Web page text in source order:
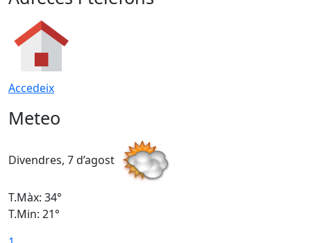
Accedeix
Meteo
Divendres, 7 d’agost
T.Màx: 34°
T.Min: 21°